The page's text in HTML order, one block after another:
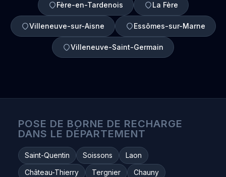
Fère-en-Tardenois La Fère
Villeneuve-sur-Aisne Essômes-sur-Marne
Villeneuve-Saint-Germain
POSE DE BORNE DE RECHARGE
DANS LE DÉPARTEMENT
Saint-Quentin Soissons
Laon
Château-Thierry
Tergnier
Chauny